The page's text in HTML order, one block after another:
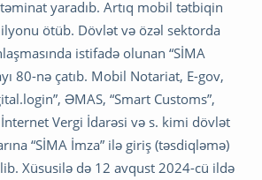
yaradıb. Artıq mobil tətbiqin
ötüb. Dövlət və özəl sektorda
istifadə olunan “SİMA
80-nə çatıb. Mobil Notariat, E-gov,
ƏMAS, “Smart Customs”,
Vergi İdarəsi və s. kimi dövlət
“SİMA İmza” ilə giriş (təsdiqləmə)
Xüsusilə də 12 avqust 2024-cü ildə